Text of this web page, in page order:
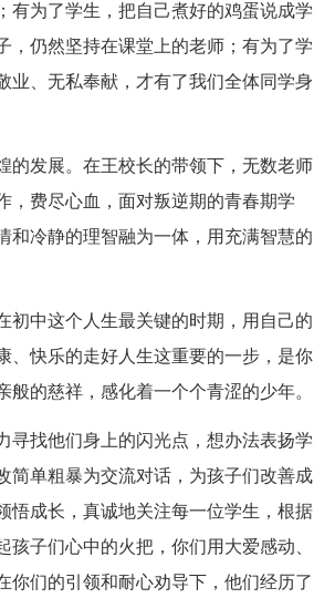
有为了学生，把自己煮好的鸡蛋说成学
，仍然坚持在课堂上的老师；有为了学
、无私奉献，才有了我们全体同学身
的发展。在王校长的带领下，无数老师
，费尽心血，面对叛逆期的青春期学
和冷静的理智融为一体，用充满智慧的
初中这个人生最关键的时期，用自己的
、快乐的走好人生这重要的一步，是你
的慈祥，感化着一个个青涩的少年。
寻找他们身上的闪光点，想办法表扬学
简单粗暴为交流对话，为孩子们改善成
悟成长，真诚地关注每一位学生，根据
子们心中的火把，你们用大爱感动、
你们的引领和耐心劝导下，他们经历了